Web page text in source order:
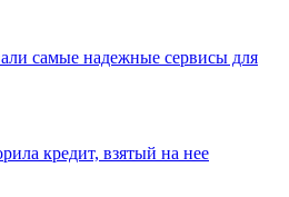
самые надежные сервисы для
кредит, взятый на нее